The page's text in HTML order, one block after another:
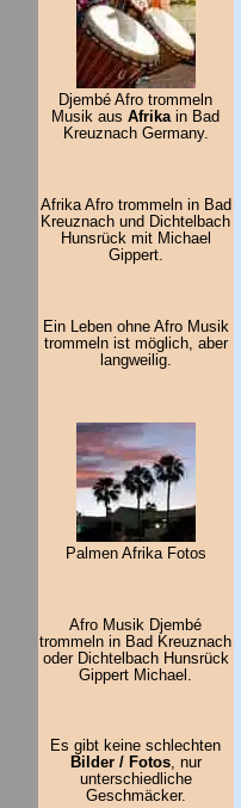
Djembé Afro trommeln
Musik ausAfrikain Bad
Kreuznach Germany.
Afrika Afro trommeln in Bad
Kreuznach und Dichtelbach
Hunsrück mit Michael
Gippert.
Ein Leben ohne Afro Musik
trommeln ist möglich, aber
langweilig.
Palmen Afrika Fotos
Afro Musik Djembé
trommeln in Bad Kreuznach
oder Dichtelbach Hunsrück
Gippert Michael.
Es gibt keine schlechten
Bilder / Fotos, nur
unterschiedliche
Geschmäcker.